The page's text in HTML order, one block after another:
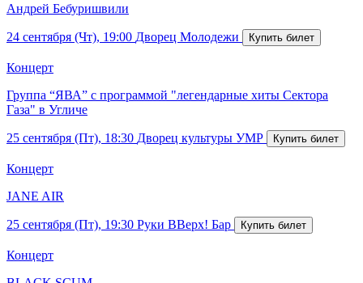
Андрей Бебуришвили
24 сентября (Чт), 19:00 Дворец Молодежи
Концерт
Группа “ЯВА” с программой "легендарные хиты Сектора
Газа" в Угличе
25 сентября (Пт), 18:30 Дворец культуры УМР
Концерт
JANE AIR
25 сентября (Пт), 19:30 Руки ВВерх! Бар
Концерт